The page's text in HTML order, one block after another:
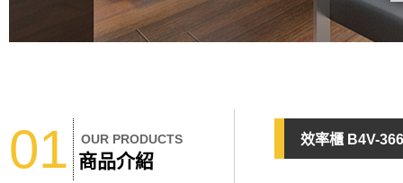
01 OUR PRODUCTS
商品介紹
效率櫃 B4V-